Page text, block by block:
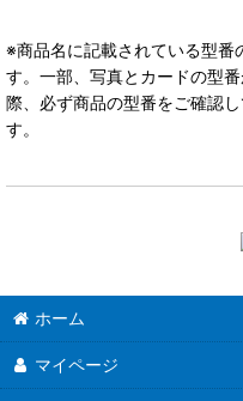
※商品名に記載されている型番
す。一部、写真とカードの型
際、必ず商品の型番をご確認
す。
ホーム
マイページ